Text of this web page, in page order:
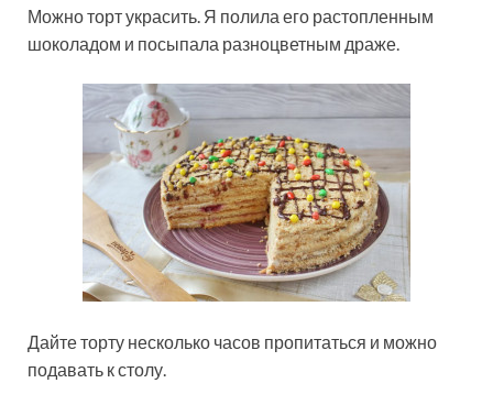
Можно торт украсить. Я полила его растопленным
шоколадом и посыпала разноцветным драже.
Дайте торту несколько часов пропитаться и можно
подавать к столу.